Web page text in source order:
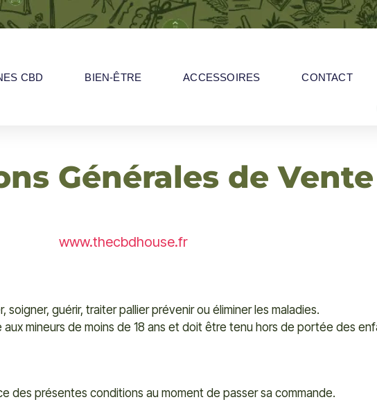
CBD BIEN-ÊTRE ACCESSOIRES CONTACT
Générales de Vente
www.thecbdhouse.fr
guérir, traiter pallier prévenir ou éliminer les maladies.
mineurs de moins de 18 ans et doit être tenu hors de portée des
des présentes conditions au moment de passer sa commande.